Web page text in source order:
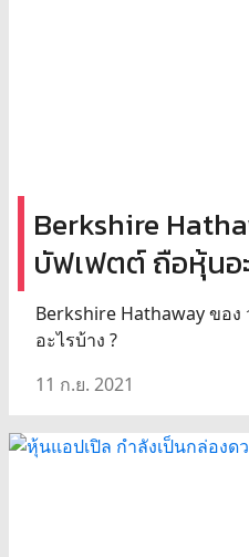
Berkshire
บัฟเฟตต์ ถือหุ้นอ
Berkshire Hathaway ของ
อะไรบ้าง ?
11 ก.ย. 2021